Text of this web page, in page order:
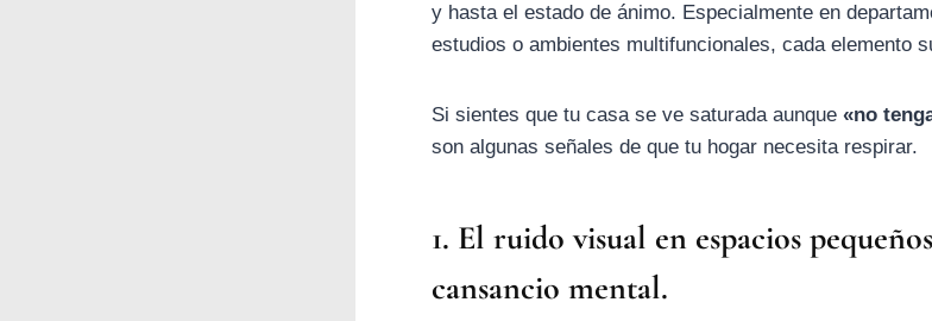
y hasta el estado de ánimo. Especialmente en
estudios o ambientes multifuncionales, cada elemento
Si sientes que tu casa se ve saturada aunque «no
son algunas señales de que tu hogar necesita respirar.
1. El ruido visual en espacios
cansancio mental.